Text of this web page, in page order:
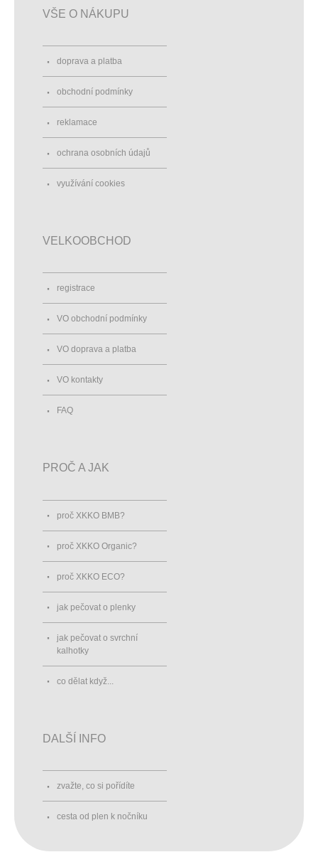
VŠE O NÁKUPU
doprava a platba
obchodní podmínky
reklamace
ochrana osobních údajů
využívání cookies
VELKOOBCHOD
registrace
VO obchodní podmínky
VO doprava a platba
VO kontakty
FAQ
PROČ A JAK
proč XKKO BMB?
proč XKKO Organic?
proč XKKO ECO?
jak pečovat o plenky
jak pečovat o svrchní
kalhotky
co dělat když...
DALŠÍ INFO
zvažte, co si pořídíte
cesta od plen k nočníku